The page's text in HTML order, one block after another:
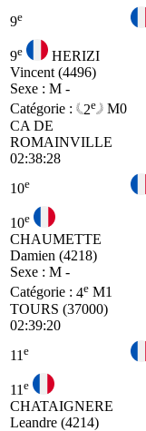
9e
9e
HERIZI
Vincent (4496)
Sexe : M -
Catégorie :
2e
M0
CA DE
ROMAINVILLE
02:38:28
10e
10e
CHAUMETTE
Damien (4218)
Sexe : M -
Catégorie : 4e M1
TOURS (37000)
02:39:20
11 e
11 e
CHATAIGNERE
Leandre (4214)